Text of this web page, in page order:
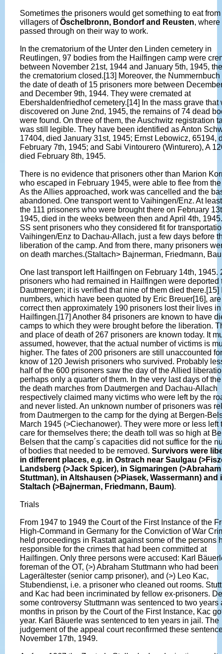
Sometimes the prisoners would get something to eat from
villagers ofÖschelbronn, Bondorf and Reusten, where
passed through on their way to work.
In the crematorium of the Unter den Linden cemetery in
Reutlingen, 97 bodies from the Hailfingen camp were
between November 21st, 1944 and January 5th, 1945,
the crematorium closed.[13] Moreover, the Nummernbuch
the date of death of 15 prisoners more between
and December 9th, 1944. They were cremated at
Ebershaldenfriedhof cemetery.[14] In the mass grave that
discovered on June 2nd, 1945, the remains of 74 dead
were found. On three of them, the Auschwitz registration
was still legible. They have been identified as Anton
17404, died January 31st, 1945; Ernst Lebowicz, 65194,
February 7th, 1945; and Sabi Vintourero (Winturero), A
died February 8th, 1945.
There is no evidence that prisoners other than Marion
who escaped in February 1945, were able to flee from
As the Allies approached, work was cancelled and the
abandoned. One transport went to Vaihingen/Enz. At
the 111 prisoners who were brought there on February
1945, died in the weeks between then and April 4th,
SS sent prisoners who they considered fit for
Vaihingen/Enz to Dachau-Allach, just a few days before
liberation of the camp. And from there, many prisoners
on death marches.(Staltach> Bajnerman, Friedmann,
One last transport left Hailfingen on February 14th, 1945.
prisoners who had remained in Hailfingen were deported
Dautmergen; it is verified that nine of them died there.[15]
numbers, which have been quoted by Eric Breuer[16], are
correct then approximately 190 prisoners lost their lives in
Hailfingen.[17] Another 84 prisoners are known to have
camps to which they were brought before the liberation.
and place of death of 267 prisoners are known today. It
assumed, however, that the actual number of victims is
higher. The fates of 200 prisoners are still unaccounted
know of 120 Jewish prisoners who survived. Probably
half of the 600 prisoners saw the day of the Allied
perhaps only a quarter of them. In the very last days of
the death marches from Dautmergen and Dachau-Allach
respectively claimed many victims who were left by the
and never listed. An unknown number of prisoners was
from Dautmergen to the camp for the dying at Bergen-
March 1945 (>Ciechanower). They were more or less left
care for themselves there; the death toll was so high at
Belsen that the camp´s capacities did not suffice for the
of bodies that needed to be removed. Survivors were
in different places, e.g. in Ostrach near Saulgau
Landsberg (>Jack Spicer), in Sigmaringen (>Abraham
Stuttman), in Altshausen (>Piasek, Wassermann) and
Staltach (>Bajnerman, Friedmann, Baum).
Trials
From 1947 to 1949 the Court of the First Instance of the
High-Command in Germany for the Conviction of War
held proceedings in Rastatt against some of the persons
responsible for the crimes that had been committed at
Hailfingen. Only three persons were accused: Karl
foreman of the OT, (>) Abraham Stuttmann who had been
Lagerältester (senior camp prisoner), and (>) Leo Kac,
Stubendienst, i.e. a prisoner who cleaned out rooms.
and Kac had been incriminated by fellow ex-prisoners.
some controversy Stuttmann was sentenced to two years
months in prison by the Court of the First Instance, Kac
year. Karl Bäuerle was sentenced to ten years in jail. The
judgement of the appeal court reconfirmed these
November 17th, 1949.